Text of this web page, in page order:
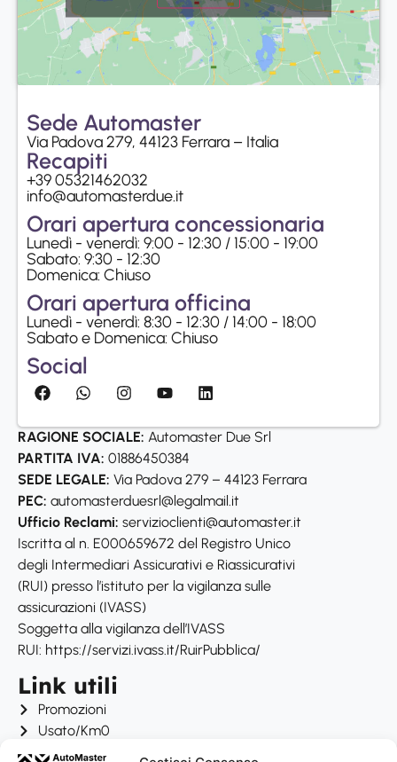
RAGIONE SOCIALE: Automaster Due Srl
PARTITA IVA: 01886450384
SEDE LEGALE: Via Padova 279 – 44123 Ferrara
PEC: automasterduesrl@legalmail.it
Ufficio Reclami: servizioclienti@automaster.it
Iscritta al n. E000659672 del Registro Unico
degli Intermediari Assicurativi e Riassicurativi
(RUI) presso l’istituto per la vigilanza sulle
assicurazioni (IVASS)
Soggetta alla vigilanza dell’IVASS
RUI: https://servizi.ivass.it/RuirPubblica/
Link utili
Promozioni
Usato/Km0
Officina
Sede Automaster
Via Padova 279, 44123 Ferrara – Italia
Recapiti
+39 05321462032
info@automasterdue.it
Orari apertura concessionaria
Lunedì - venerdì: 9:00 - 12:30 / 15:00 - 19:00
Sabato: 9:30 - 12:30
Domenica: Chiuso
Orari apertura officina
Lunedì - venerdì: 8:30 - 12:30 / 14:00 - 18:00
Sabato e Domenica: Chiuso
Social